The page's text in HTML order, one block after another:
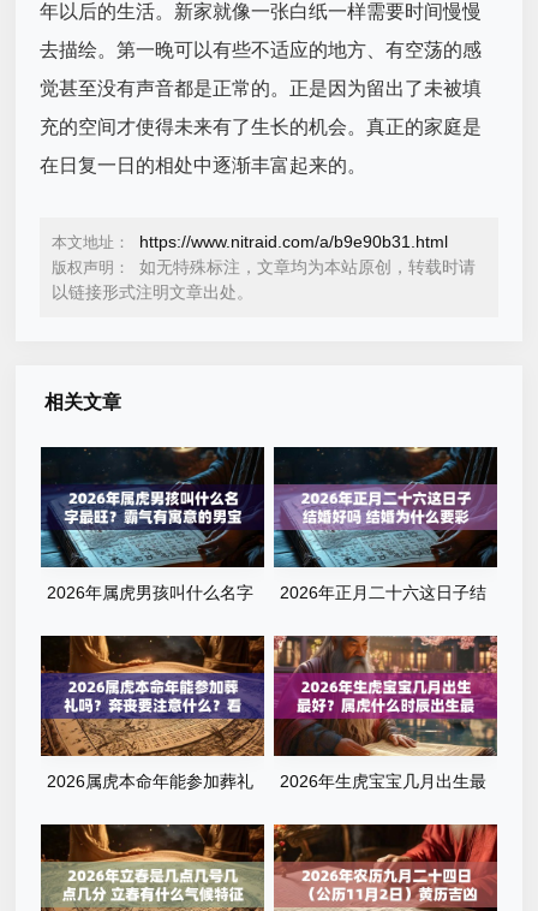
年以后的生活。新家就像一张白纸一样需要时间慢慢
去描绘。第一晚可以有些不适应的地方、有空荡的感
觉甚至没有声音都是正常的。正是因为留出了未被填
充的空间才使得未来有了生长的机会。真正的家庭是
在日复一日的相处中逐渐丰富起来的。
本文地址： https://www.nitraid.com/a/b9e90b31.html
版权声明：
如无特殊标注，文章均为本站原创，转载时请
以链接形式注明文章出处。
相关文章
2026年属虎男孩叫什么名字
字清单
2026年正月二十六这日子结
2026属虎本命年能参加葬礼
篇就懂了
2026年生虎宝宝几月出生最
运？全解析来了